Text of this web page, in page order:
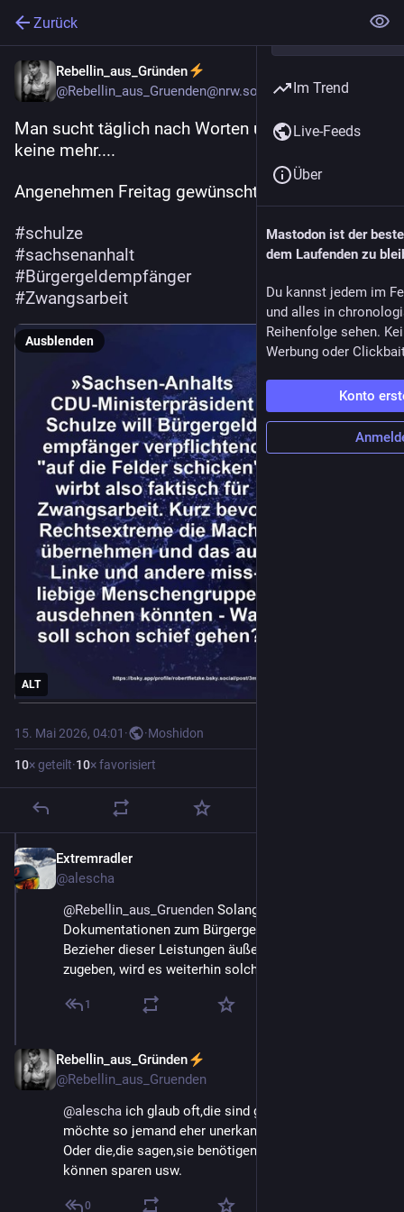
Zurück
Rebellin_aus_Gründen
@Rebellin_aus_Gruenden@nrw.social
Man sucht täglich nach Worten und hat doch
keine mehr....
Angenehmen Freitag gewünscht
#schulze
#sachsenanhalt
#Bürgergeldempfänger
#Zwangsarbeit
ALT
Ausblenden
15. Mai 2026, 04:01 · ·Moshidon
10× geteilt·10× favorisiert
Extremradler
@alescha
@Rebellin_aus_Gruenden Solange es im ZDF
Dokumentationen zum Bürgergeld gibt, in denen sich
Bezieher dieser Leistungen äußern und Betrug offen
zugeben, wird es weiterhin solche Äußerungen geben.
1
Rebellin_aus_Gründen
@Rebellin_aus_Gruenden
@alescha ich glaub oft,die sind gekauft. An sich
möchte so jemand eher unerkannt bleiben.
Oder die,die sagen,sie benötigen keine Erhöhung und
können sparen usw.
0
Im Trend
Live-Feeds
Über
Mastodon ist der
dem Laufenden zu
Du kannst jedem im
und alles in
Reihenfolge sehen.
Werbung oder
Konto